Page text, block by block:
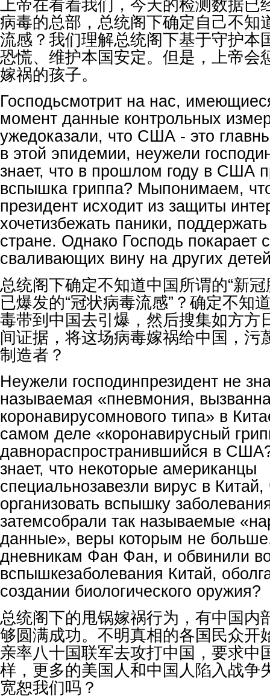
上帝在看着我们，今天的检测数据已
病毒的总部，总统阁下确定自己不知
流感？我们理解总统阁下基于守护本
恐慌、维护本国安定。但是，上帝会
嫁祸的孩子。
Господьсмотрит на нас,
момент данные контрольных
ужедоказали, что США - это
в этой эпидемии, неужели
знает, что в прошлом году в США
вспышка гриппа? Мыпонимаем,
президент исходит из защиты
хочетизбежать паники,
стране. Однако Господь покарает
сваливающих вину на других
总统阁下确定不知道中国所谓的“新
已爆发的“冠状病毒流感”？确定不知
毒带到中国去引爆，然后搜集如方方
间证据，将这场病毒嫁祸给中国，污
制造者？
Неужели господинпрезидент не
называемая «пневмония,
коронавирусомнового типа» в
самом деле «коронавирусный
давнораспространившийся в
знает, что некоторые американцы
специальнозавезли вирус в
организовать вспышку
затемсобрали так называемые
данные», веры которым не
дневникам Фан Фан, и обвинили
вспышкезаболевания Китай,
создании биологического оружия?
总统阁下的甩锅嫁祸行为，有中国内
够圆满成功。不明真相的各国民众开
亲率八十国联军去攻打中国，要求中
样，更多的美国人和中国人陷入战争
宽恕我们吗？